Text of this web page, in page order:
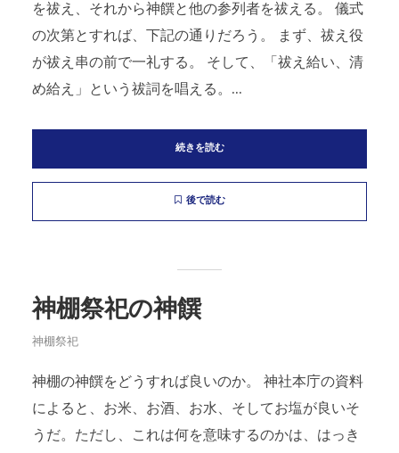
を祓え、それから神饌と他の参列者を祓える。 儀式
の次第とすれば、下記の通りだろう。 まず、祓え役
が祓え串の前で一礼する。 そして、「祓え給い、清
め給え」という祓詞を唱える。...
続きを読む
後で読む
神棚祭祀の神饌
神棚祭祀
神棚の神饌をどうすれば良いのか。 神社本庁の資料
によると、お米、お酒、お水、そしてお塩が良いそ
うだ。ただし、これは何を意味するのかは、はっき